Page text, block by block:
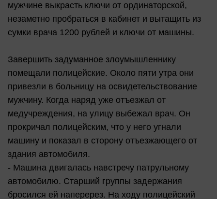
мужчине выкрасть ключи от ординаторской,
незаметно пробраться в кабинет и вытащить из
сумки врача 1200 рублей и ключи от машины.
Завершить задуманное злоумышленнику
помещали полицейские. Около пяти утра они
привезли в больницу на освидетельствование
мужчину. Когда наряд уже отъезжал от
медучреждения, на улицу выбежал врач. Он
прокричал полицейским, что у него угнали
машину и показал в сторону отъезжающего от
здания автомобиля.
- Машина двигалась навстречу патрульному
автомобилю. Старший группы задержания
бросился ей наперерез. На ходу полицейский